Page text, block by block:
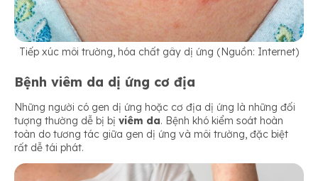
Tiếp xúc môi trường, hóa chất gây dị ứng (Nguồn: Internet)
Bệnh viêm da dị ứng cơ địa
Những người có gen dị ứng hoặc cơ địa dị ứng là những đối
tượng thường dễ bị bị viêm da. Bệnh khó kiểm soát hoàn
toàn do tương tác giữa gen dị ứng và môi trường, đặc biệt
rất dễ tái phát.